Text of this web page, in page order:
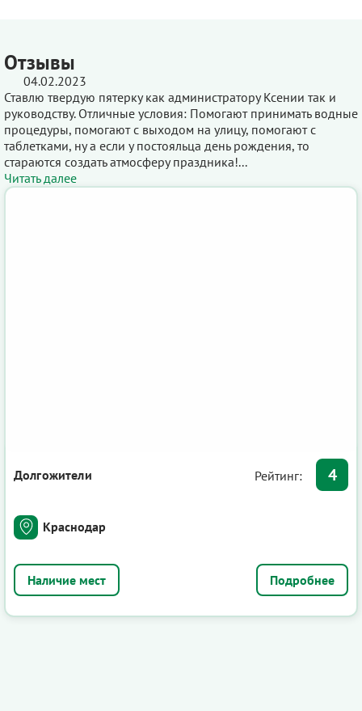
Отзывы
04.02.2023
Ставлю твердую пятерку как администратору Ксении так и
руководству. Отличные условия: Помогают принимать водные
процедуры, помогают с выходом на улицу, помогают с
таблетками, ну а если у постояльца день рождения, то
стараются создать атмосферу праздника!...
Читать далее
Долгожители Рейтинг: 4
Краснодар
Подробнее